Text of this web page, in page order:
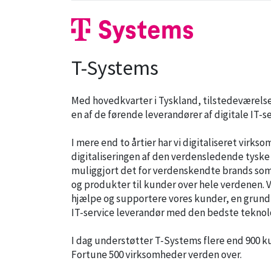
T-Systems
Med hovedkvarter i Tyskland,
en af de førende leverandører af digitale IT-
I mere end to årtier har vi digitaliseret
digitaliseringen af den verdensledende
muliggjort det for verdenskendte brands
og produkter til kunder over hele verdenen.
hjælpe og supportere vores kunder, en
IT-service leverandør med den bedste
I dag understøtter T-Systems flere end 900
Fortune 500 virksomheder verden over.